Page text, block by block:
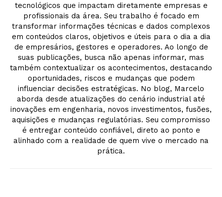
tecnológicos que impactam diretamente empresas e
profissionais da área. Seu trabalho é focado em
transformar informações técnicas e dados complexos
em conteúdos claros, objetivos e úteis para o dia a dia
de empresários, gestores e operadores. Ao longo de
suas publicações, busca não apenas informar, mas
também contextualizar os acontecimentos, destacando
oportunidades, riscos e mudanças que podem
influenciar decisões estratégicas. No blog, Marcelo
aborda desde atualizações do cenário industrial até
inovações em engenharia, novos investimentos, fusões,
aquisições e mudanças regulatórias. Seu compromisso
é entregar conteúdo confiável, direto ao ponto e
alinhado com a realidade de quem vive o mercado na
prática.